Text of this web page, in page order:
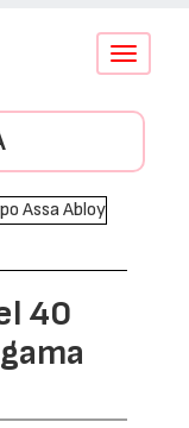
Conmutar
40